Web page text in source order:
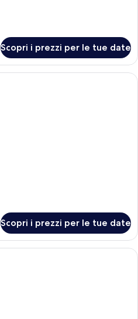
Scopri i prezzi per le tue date
Doppia Standard | Una cassaforte
Scopri i prezzi per le tue date
Una camera d'albergo con un letto,